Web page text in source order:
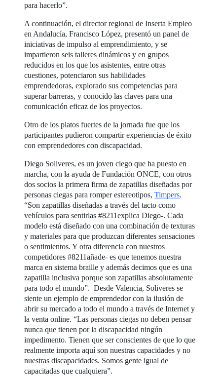
para hacerlo”.
A continuación, el director regional de Inserta Empleo
en Andalucía, Francisco López, presentó un panel de
iniciativas de impulso al emprendimiento, y se
impartieron seis talleres dinámicos y en grupos
reducidos en los que los asistentes, entre otras
cuestiones, potenciaron sus habilidades
emprendedoras, explorado sus competencias para
superar barreras, y conocido las claves para una
comunicación eficaz de los proyectos.
Otro de los platos fuertes de la jornada fue que los
participantes pudieron compartir experiencias de éxito
con emprendedores con discapacidad.
Diego Soliveres, es un joven ciego que ha puesto en
marcha, con la ayuda de Fundación ONCE, con otros
dos socios la primera firma de zapatillas diseñadas por
personas ciegas para romper estereotipos,Timpers.
“Son zapatillas diseñadas a través del tacto como
vehículos para sentirlas #8211explica Diego-. Cada
modelo está diseñado con una combinación de texturas
y materiales para que produzcan diferentes sensaciones
o sentimientos. Y otra diferencia con nuestros
competidores #8211añade- es que tenemos nuestra
marca en sistema braille y además decimos que es una
zapatilla inclusiva porque son zapatillas absolutamente
para todo el mundo”. Desde Valencia, Soliveres se
siente un ejemplo de emprendedor con la ilusión de
abrir su mercado a todo el mundo a través de Internet y
la venta online. “Las personas ciegas no deben pensar
nunca que tienen por la discapacidad ningún
impedimento. Tienen que ser conscientes de que lo que
realmente importa aquí son nuestras capacidades y no
nuestras discapacidades. Somos gente igual de
capacitadas que cualquiera”.